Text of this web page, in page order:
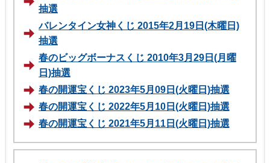
抽選
バレンタイン女神くじ 2015年2月19日(木曜日)
抽選
春のビッグボーナスくじ 2010年3月29日(月曜
日)抽選
春の開運宝くじ 2023年5月09日(火曜日)抽選
春の開運宝くじ 2022年5月10日(火曜日)抽選
春の開運宝くじ 2021年5月11日(火曜日)抽選